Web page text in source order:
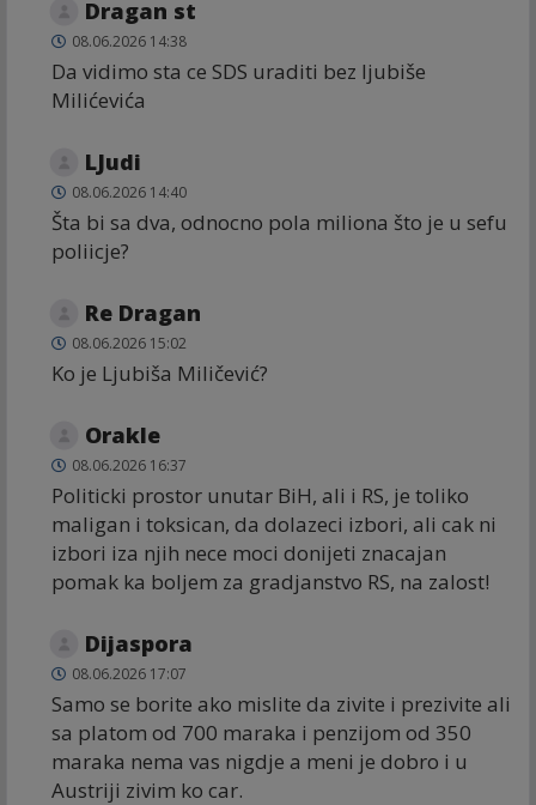
Dragan st
08.06.2026 14:38
Da vidimo sta ce SDS uraditi bez ljubiše
Milićevića
LJudi
08.06.2026 14:40
Šta bi sa dva, odnocno pola miliona što je u sefu
poliicje?
Re Dragan
08.06.2026 15:02
Ko je Ljubiša Miličević?
Orakle
08.06.2026 16:37
Politicki prostor unutar BiH, ali i RS, je toliko
maligan i toksican, da dolazeci izbori, ali cak ni
izbori iza njih nece moci donijeti znacajan
pomak ka boljem za gradjanstvo RS, na zalost!
Dijaspora
08.06.2026 17:07
Samo se borite ako mislite da zivite i prezivite ali
sa platom od 700 maraka i penzijom od 350
maraka nema vas nigdje a meni je dobro i u
Austriji zivim ko car.